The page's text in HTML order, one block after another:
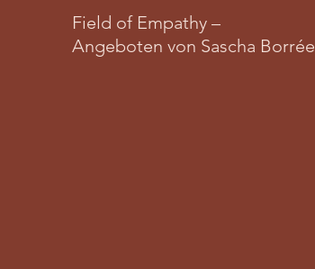
Field of Empathy –
Angeboten von Sascha Borrée